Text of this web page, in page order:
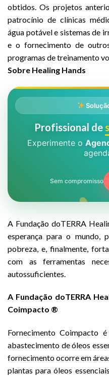
obtidos. Os projetos
patrocínio de clínicas
água potávele sistemas de
e o fornecimento de
programas de treinamento
Sobre Healing Hands
Profissional de
Experimente o
Sem compromisso
A Fundação doTERRA
esperança para o mundo,
pobreza, e, finalmente,
com as ferramentas
autossuficientes.
A Fundação doTERRA
Coimpacto ®
Fornecimento Coimpacto
abastecimento de óleos
fornecimento ocorre em
plantas para óleos